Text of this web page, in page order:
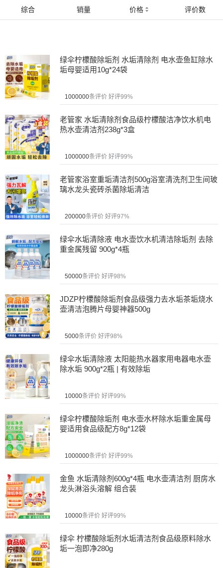
综合 销量 价格 评价数
绿伞柠檬酸除垢剂 水垢清除剂 电水壶鱼缸除水
垢母婴适用10g*24袋
1000000条评价 好评99%
老管家 水垢清除剂食品级柠檬酸洁净饮水机电
热水壶清洁剂238g*3盒
1000000条评价 好评99%
老管家浴室重垢清洁剂500g浴室清洗剂卫生间玻
璃水龙头瓷砖杀菌除垢清洁
200000条评价 好评97%
绿伞水垢清除液 电水壶饮水机清洁除垢剂 去除
重金属残留 900g*4瓶
50000条评价 好评98%
JDZP柠檬酸除垢剂食品级强力去水垢茶垢烧水
壶清洁泡腾片母婴神器500g
5000条评价 好评98%
绿伞水垢清除液 太阳能热水器家用电器电水壶
除水垢 900g*2瓶 | 有效除垢
10000条评价 好评99%
绿伞柠檬酸除垢剂 电水壶水杯除水垢重金属母
婴适用食品级配方8g*12袋
1000000条评价 好评99%
金鱼 水垢清除剂600g*4瓶 电水壶清洁剂 厨房水
龙头淋浴头溶解 组合装
10000条评价 好评99%
绿伞 柠檬酸除垢剂水垢清洁剂食品级原料除水
垢一泡即净280g